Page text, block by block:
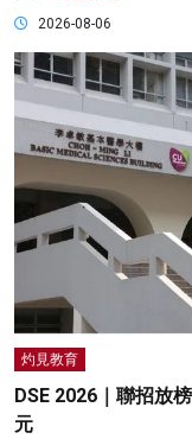
2026-08-06
灼見教育
DSE 2026｜聯招放
元